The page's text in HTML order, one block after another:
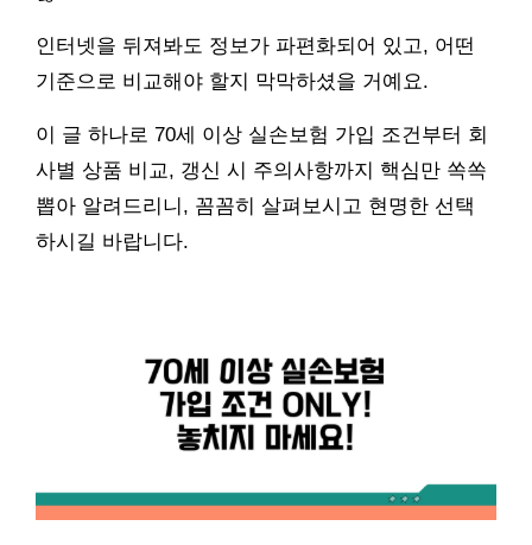
인터넷을 뒤져봐도 정보가 파편화되어 있고, 어떤
기준으로 비교해야 할지 막막하셨을 거예요.
이 글 하나로 70세 이상 실손보험 가입 조건부터 회
사별 상품 비교, 갱신 시 주의사항까지 핵심만 쏙쏙
뽑아 알려드리니, 꼼꼼히 살펴보시고 현명한 선택
하시길 바랍니다.